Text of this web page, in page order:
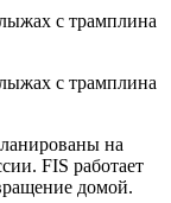
с трамплина
с трамплина
на
FIS работает
домой.